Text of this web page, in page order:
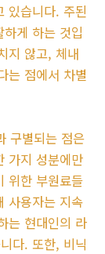
있습니다. 주된
게 하는 것입
지 않고, 체내
는 점에서 차별
구별되는 점은
가지 성분에만
위한 부원료들
사용자는 지속
는 현대인의 라
다. 또한, 비닉